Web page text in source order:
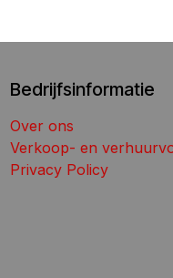
Bedrijfsinformatie
Over ons
Verkoop- en
Privacy Policy